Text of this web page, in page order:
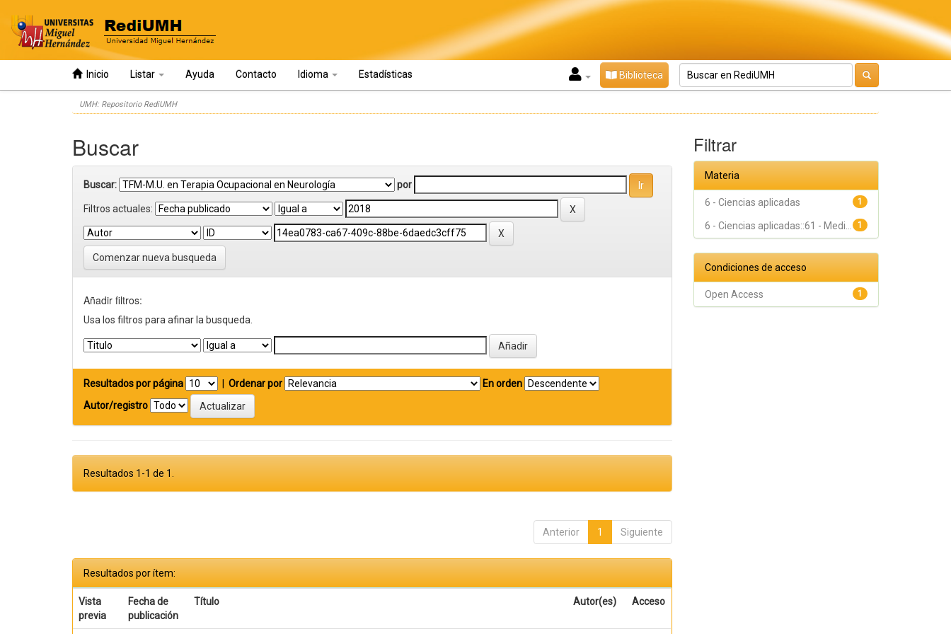
Inicio Listar Ayuda Contacto Idioma Estadísticas Biblioteca
UMH: Repositorio RediUMH
Buscar
Buscar: por
Filtros actuales:
Comenzar nueva busqueda
Añadir filtros:
Usa los filtros para afinar la busqueda.
Resultados por página Ordenar por
En orden
Autor/registro
Resultados 1-1 de 1.
Anterior 1 Siguiente
Resultados por ítem:
Vista
previa
Fecha de
publicación
Título Autor(es) Acceso
Filtrar
Materia
1
6 - Ciencias aplicadas
1
6 - Ciencias aplicadas::61 - Medi...
Condiciones de acceso
1
Open Access